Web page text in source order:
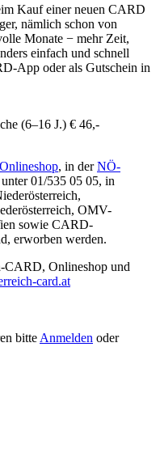
Kauf einer neuen CARD
nämlich schon von
Monate − mehr Zeit,
einfach und schnell
App oder als Gutschein in
(6–16 J.) € 46,-
Onlineshop, in derNÖ-
01/535 05 05, in
OMV-
sowie CARD-
erworben werden.
CARD, Onlineshop und
card.at
bitte Anmelden oder